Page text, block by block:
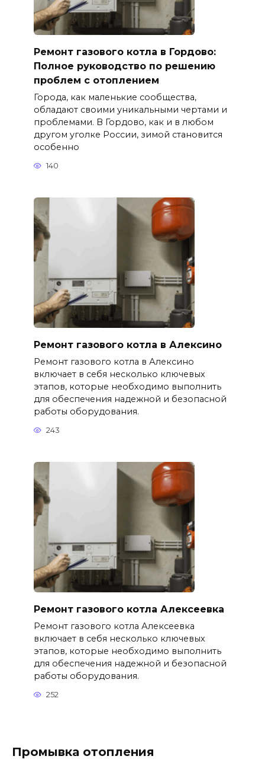
Ремонт газового котла в Гордово:
Полное руководство по решению
проблем с отоплением
Города, как маленькие сообщества,
обладают своими уникальными чертами и
проблемами. В Гордово, как и в любом
другом уголке России, зимой становится
особенно
140
Ремонт газового котла в Алексино
Ремонт газового котла в Алексино
включает в себя несколько ключевых
этапов, которые необходимо выполнить
для обеспечения надежной и безопасной
работы оборудования.
243
Ремонт газового котла Алексеевка
Ремонт газового котла Алексеевка
включает в себя несколько ключевых
этапов, которые необходимо выполнить
для обеспечения надежной и безопасной
работы оборудования.
252
Промывка отопления